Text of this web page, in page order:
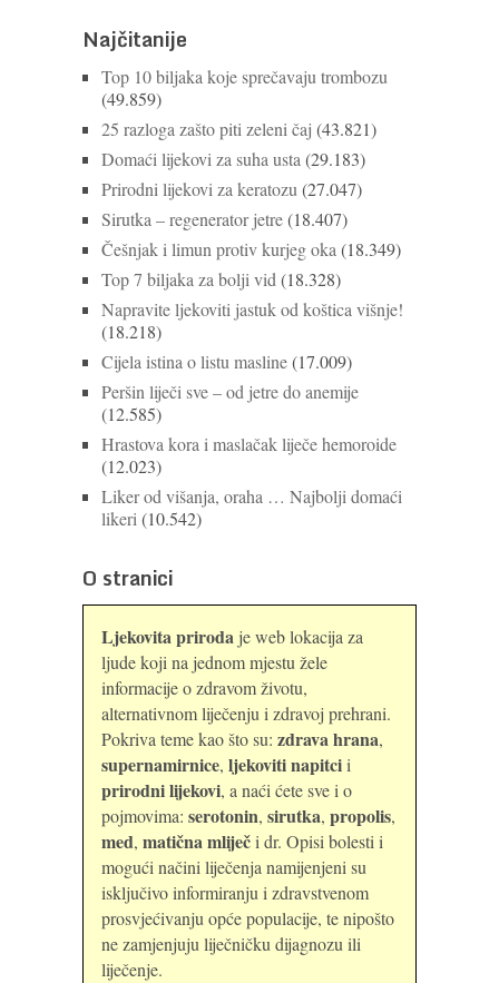
Najčitanije
Top 10 biljaka koje sprečavaju trombozu
(49.859)
25 razloga zašto piti zeleni čaj (43.821)
Domaći lijekovi za suha usta(29.183)
Prirodni lijekovi za keratozu(27.047)
Sirutka – regenerator jetre(18.407)
Češnjak i limun protiv kurjeg oka(18.349)
Top 7 biljaka za bolji vid(18.328)
Napravite ljekoviti jastuk od koštica višnje!
(18.218)
Cijela istina o listu masline(17.009)
Peršin liječi sve – od jetre do anemije
(12.585)
Hrastova kora i maslačak liječe hemoroide
(12.023)
Liker od višanja, oraha … Najbolji domaći
likeri(10.542)
O stranici
Ljekovita priroda je web lokacija za
ljude koji na jednom mjestu žele
informacije o zdravom životu,
alternativnom liječenju i zdravoj prehrani.
Pokriva teme kao što su: zdrava hrana,
supernamirnice, ljekoviti napitcii
prirodni lijekovi, a naći ćete sve i o
pojmovima: serotonin, sirutka, propolis,
med, matična mliječi dr. Opisi bolesti i
mogući načini liječenja namijenjeni su
isključivo informiranju i zdravstvenom
prosvjećivanju opće populacije, te nipošto
ne zamjenjuju liječničku dijagnozu ili
liječenje.